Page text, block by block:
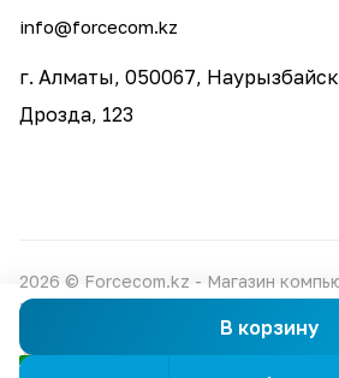
В корзину
info@forcecom.kz
г. Алматы, 050067,
Дрозда, 123
2026 © Forcecom.kz - Магазин
техники